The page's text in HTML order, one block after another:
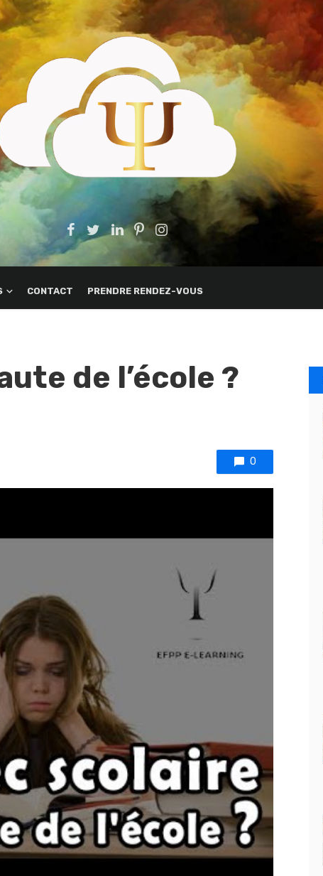
CONTACT PRENDRE RENDEZ-VOUS
de l’école ?
0